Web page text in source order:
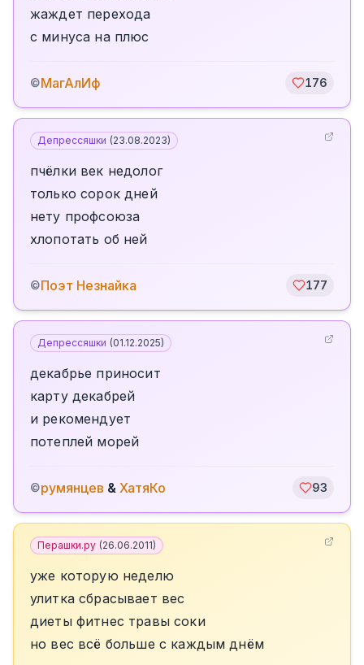
жаждет перехода
с минуса на плюс
©МагАлИф 176
Депрессяшки (23.08.2023)
пчёлки век недолог
только сорок дней
нету профсоюза
хлопотать об ней
©Поэт Незнайка 177
Депрессяшки (01.12.2025)
декабрье приносит
карту декабрей
и рекомендует
потеплей морей
©румянцев & ХатяКо 93
Перашки.ру (26.06.2011)
уже которую неделю
улитка сбрасывает вес
диеты фитнес травы соки
но вес всё больше с каждым днём